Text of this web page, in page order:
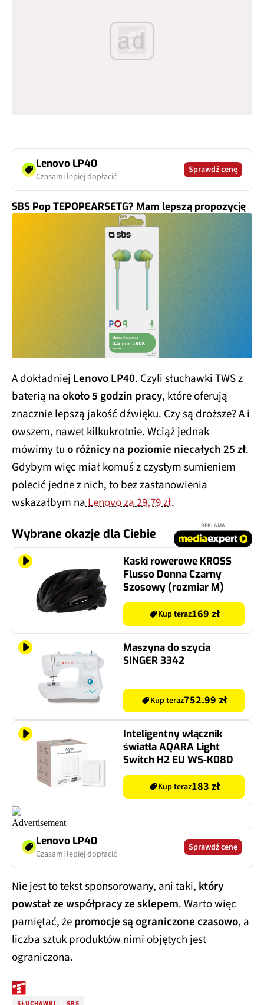
ad
Lenovo LP40
Czasami lepiej dopłacić
Sprawdź cenę
SBS Pop TEPOPEARSETG? Mam lepszą propozycję
A dokładniej Lenovo LP40. Czyli słuchawki TWS z
baterią naokoło 5 godzin pracy, które oferują
znacznie lepszą jakość dźwięku. Czy są droższe? A i
owszem, nawet kilkukrotnie. Wciąż jednak
mówimy tuo różnicy na poziomie niecałych 25 zł.
Gdybym więc miał komuś z czystym sumieniem
polecić jedne z nich, to bez zastanowienia
wskazałbym naLenovo za 29,79 zł.
Wybrane okazje dla Ciebie
REKLAMA
Kaski rowerowe KROSS
Flusso Donna Czarny
Szosowy (rozmiar M)
Kup teraz169 zł
Maszyna do szycia
SINGER 3342
Kup teraz752.99 zł
Inteligentny włącznik
światła AQARA Light
Switch H2 EU WS-K08D
Kup teraz183 zł
Lenovo LP40
Czasami lepiej dopłacić
Sprawdź cenę
Nie jest to tekst sponsorowany, ani taki, który
powstał ze współpracy ze sklepem. Warto więc
pamiętać, żepromocje są ograniczone czasowo, a
liczba sztuk produktów nimi objętych jest
ograniczona.